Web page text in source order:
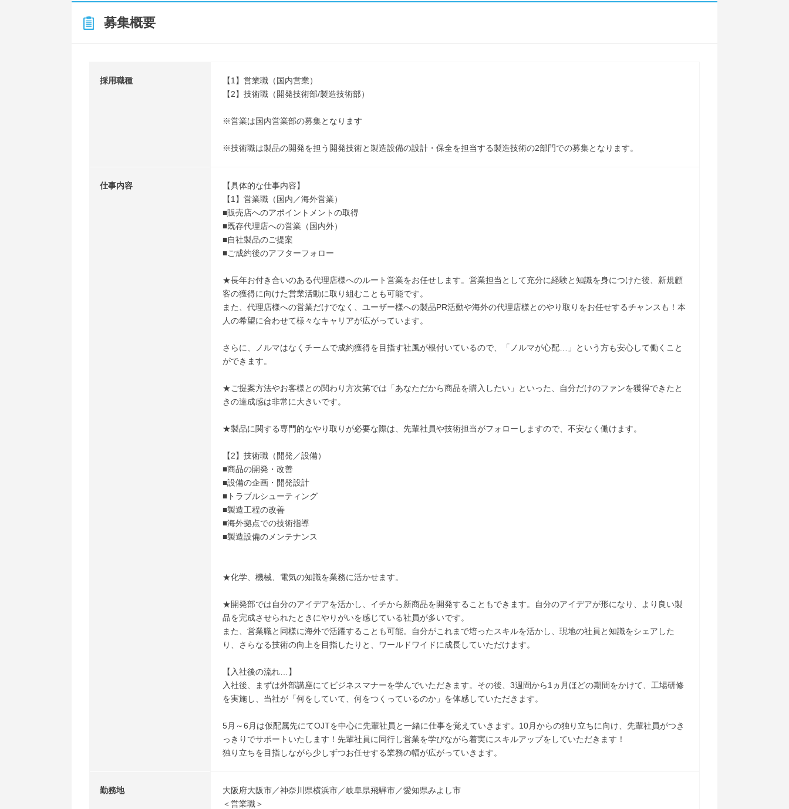
募集概要
採用職種
【1】営業職（国内営業）
【2】技術職（開発技術部/製造技術部）
※営業は国内営業部の募集となります
※技術職は製品の開発を担う開発技術と製造設備の設計・保全を担当する製造技術の2部門での募集となります。
仕事内容
【具体的な仕事内容】
【1】営業職（国内／海外営業）
■販売店へのアポイントメントの取得
■既存代理店への営業（国内外）
■自社製品のご提案
■ご成約後のアフターフォロー
★長年お付き合いのある代理店様へのルート営業をお任せします。営業担当として充分に経験と知識を身につけた後、新規顧
客の獲得に向けた営業活動に取り組むことも可能です。
また、代理店様への営業だけでなく、ユーザー様への製品PR活動や海外の代理店様とのやり取りをお任せするチャンスも！本
人の希望に合わせて様々なキャリアが広がっています。
さらに、ノルマはなくチームで成約獲得を目指す社風が根付いているので、「ノルマが心配…」という方も安心して働くこと
ができます。
★ご提案方法やお客様との関わり方次第では「あなただから商品を購入したい」といった、自分だけのファンを獲得できたと
きの達成感は非常に大きいです。
★製品に関する専門的なやり取りが必要な際は、先輩社員や技術担当がフォローしますので、不安なく働けます。
【2】技術職（開発／設備）
■商品の開発・改善
■設備の企画・開発設計
■トラブルシューティング
■製造工程の改善
■海外拠点での技術指導
■製造設備のメンテナンス
★化学、機械、電気の知識を業務に活かせます。
★開発部では自分のアイデアを活かし、イチから新商品を開発することもできます。自分のアイデアが形になり、より良い製
品を完成させられたときにやりがいを感じている社員が多いです。
また、営業職と同様に海外で活躍することも可能。自分がこれまで培ったスキルを活かし、現地の社員と知識をシェアした
り、さらなる技術の向上を目指したりと、ワールドワイドに成長していただけます。
【入社後の流れ…】
入社後、まずは外部講座にてビジネスマナーを学んでいただきます。その後、3週間から1ヵ月ほどの期間をかけて、工場研修
を実施し、当社が「何をしていて、何をつくっているのか」を体感していただきます。
5月～6月は仮配属先にてOJTを中心に先輩社員と一緒に仕事を覚えていきます。10月からの独り立ちに向け、先輩社員がつき
っきりでサポートいたします！先輩社員に同行し営業を学びながら着実にスキルアップをしていただきます！
独り立ちを目指しながら少しずつお任せする業務の幅が広がっていきます。
勤務地
大阪府大阪市／神奈川県横浜市／岐阜県飛騨市／愛知県みよし市
＜営業職＞